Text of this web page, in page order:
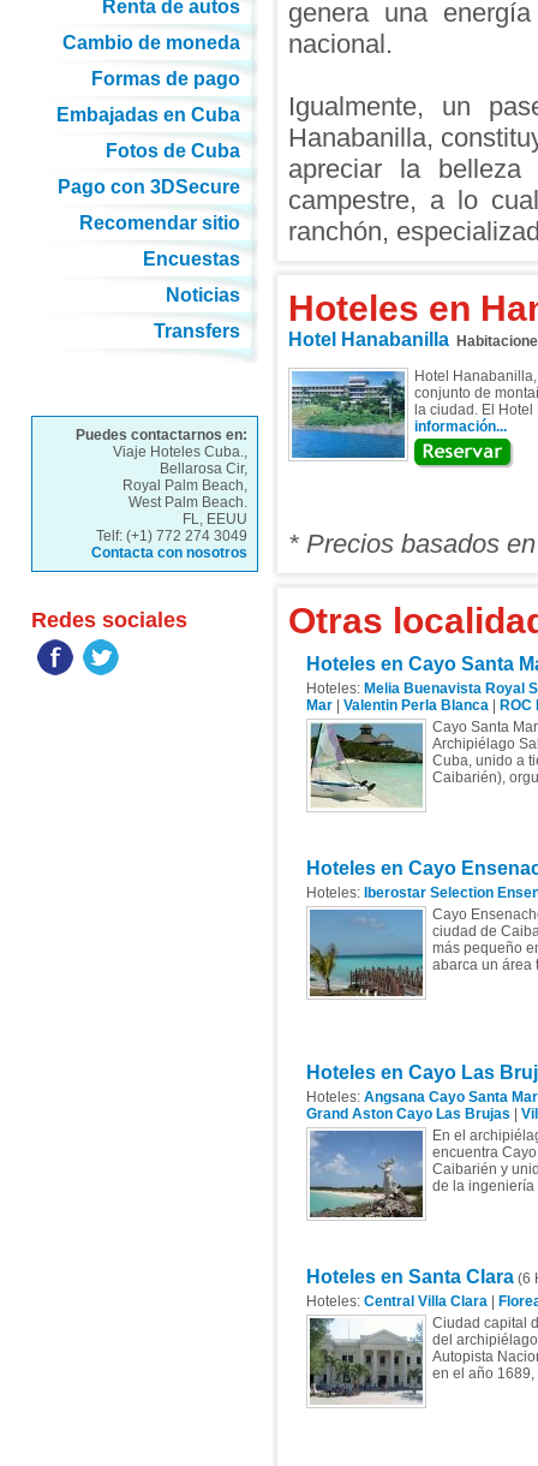
genera una
nacional.
Igualmente, un
Hanabanilla,
apreciar la
campestre, a lo
ranchón,
Hoteles en
Hotel Hanabanilla
Hotel
conjunto de
la ciudad. El
información...
* Precios basados
Otras
Hoteles en Cayo Santa
Hoteles: Melia Buenavista Royal
Mar| Valentin Perla Blanca|
ROC
Cayo Santa
Archipiélago
Cuba, unido a
Caibarién),
Hoteles en Cayo
Hoteles: Iberostar Selection
Cayo
ciudad de
más pequeño
abarca un área
Hoteles en Cayo Las
Hoteles: Angsana Cayo Santa
Grand Aston Cayo Las Brujas
En el
encuentra
Caibarién y
de la ingeniería
Hoteles en Santa Clara(6
Hoteles: Central Villa Clara|
Ciudad capital
del
Autopista
en el año
Renta de autos
Cambio de moneda
Formas de pago
Embajadas en Cuba
Fotos de Cuba
Pago con 3DSecure
Recomendar sitio
Encuestas
Noticias
Transfers
Puedes contactarnos en:
Viaje Hoteles Cuba.,
Bellarosa Cir,
Royal Palm Beach,
West Palm Beach.
FL, EEUU
Telf: (+1) 772 274 3049
Contacta con nosotros
Redes sociales